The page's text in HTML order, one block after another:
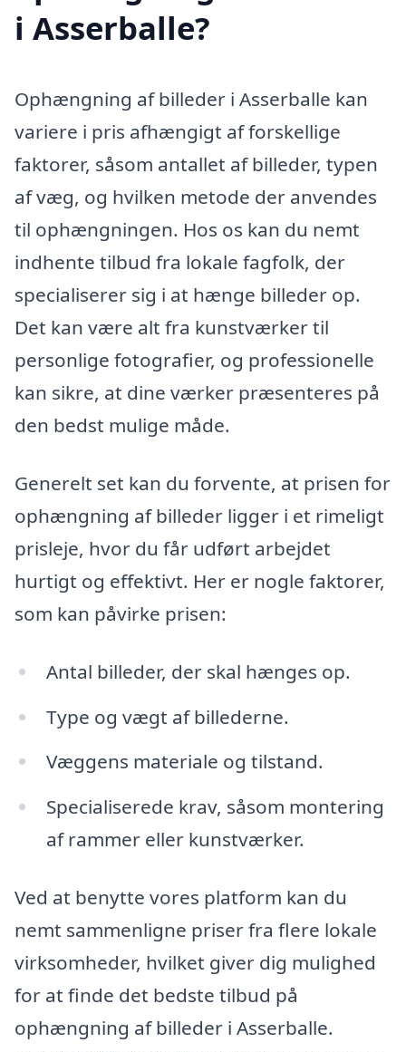
i Asserballe?
Ophængning af billeder i Asserballe kan
variere i pris afhængigt af forskellige
faktorer, såsom antallet af billeder, typen
af væg, og hvilken metode der anvendes
til ophængningen. Hos os kan du nemt
indhente tilbud fra lokale fagfolk, der
specialiserer sig i at hænge billeder op.
Det kan være alt fra kunstværker til
personlige fotografier, og professionelle
kan sikre, at dine værker præsenteres på
den bedst mulige måde.
Generelt set kan du forvente, at prisen for
ophængning af billeder ligger i et rimeligt
prisleje, hvor du får udført arbejdet
hurtigt og effektivt. Her er nogle faktorer,
som kan påvirke prisen:
Antal billeder, der skal hænges op.
Type og vægt af billederne.
Væggens materiale og tilstand.
Specialiserede krav, såsom montering
af rammer eller kunstværker.
Ved at benytte vores platform kan du
nemt sammenligne priser fra flere lokale
virksomheder, hvilket giver dig mulighed
for at finde det bedste tilbud på
ophængning af billeder i Asserballe.